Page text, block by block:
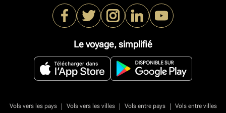
Le voyage, simplifié
Vols vers les pays | Vols vers les villes | Vols entre pays |
Vols entre villes